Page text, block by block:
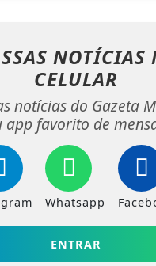
NOTÍCIAS
CELULAR
notícias do Gazeta
app favorito de
Whatsapp
ENTRAR